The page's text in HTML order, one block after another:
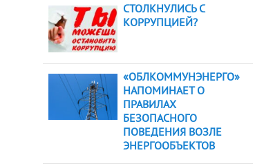
СТОЛКНУЛИСЬ С
КОРРУПЦИЕЙ?
«ОБЛКОММУНЭНЕРГО»
НАПОМИНАЕТ О
ПРАВИЛАХ
БЕЗОПАСНОГО
ПОВЕДЕНИЯ ВОЗЛЕ
ЭНЕРГООБЪЕКТОВ